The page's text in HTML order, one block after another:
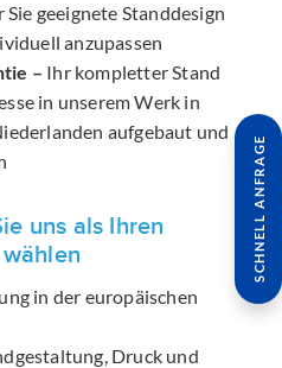
geeignete Standdesign
anzupassen
– Ihr kompletter Stand
in unserem Werk in
aufgebaut und
uns als Ihren
in der europäischen
Druck und
SCHNELL ANFRAGE